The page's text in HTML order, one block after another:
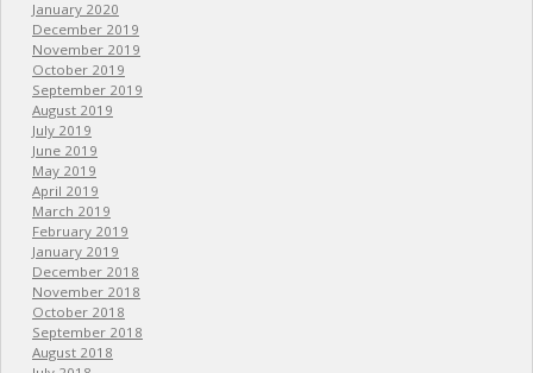
January 2020
December 2019
November 2019
October 2019
September 2019
August 2019
July 2019
June 2019
May 2019
April 2019
March 2019
February 2019
January 2019
December 2018
November 2018
October 2018
September 2018
August 2018